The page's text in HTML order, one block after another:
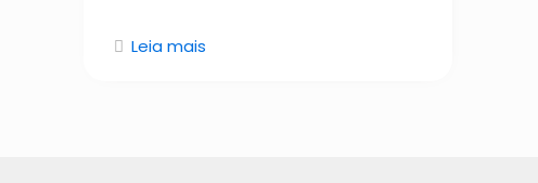
Leia mais